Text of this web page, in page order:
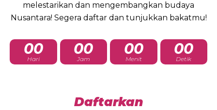
melestarikan dan mengembangkan budaya
Nusantara! Segera daftar dan tunjukkan bakatmu!
00
Hari
00
Jam
00
Menit
00
Detik
Daftarkan